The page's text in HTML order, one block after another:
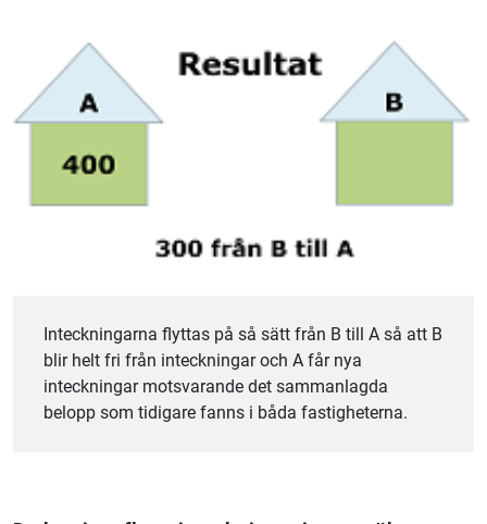
Inteckningarna flyttas på så sätt från B till A så att B
blir helt fri från inteckningar och A får nya
inteckningar motsvarande det sammanlagda
belopp som tidigare fanns i båda fastigheterna.